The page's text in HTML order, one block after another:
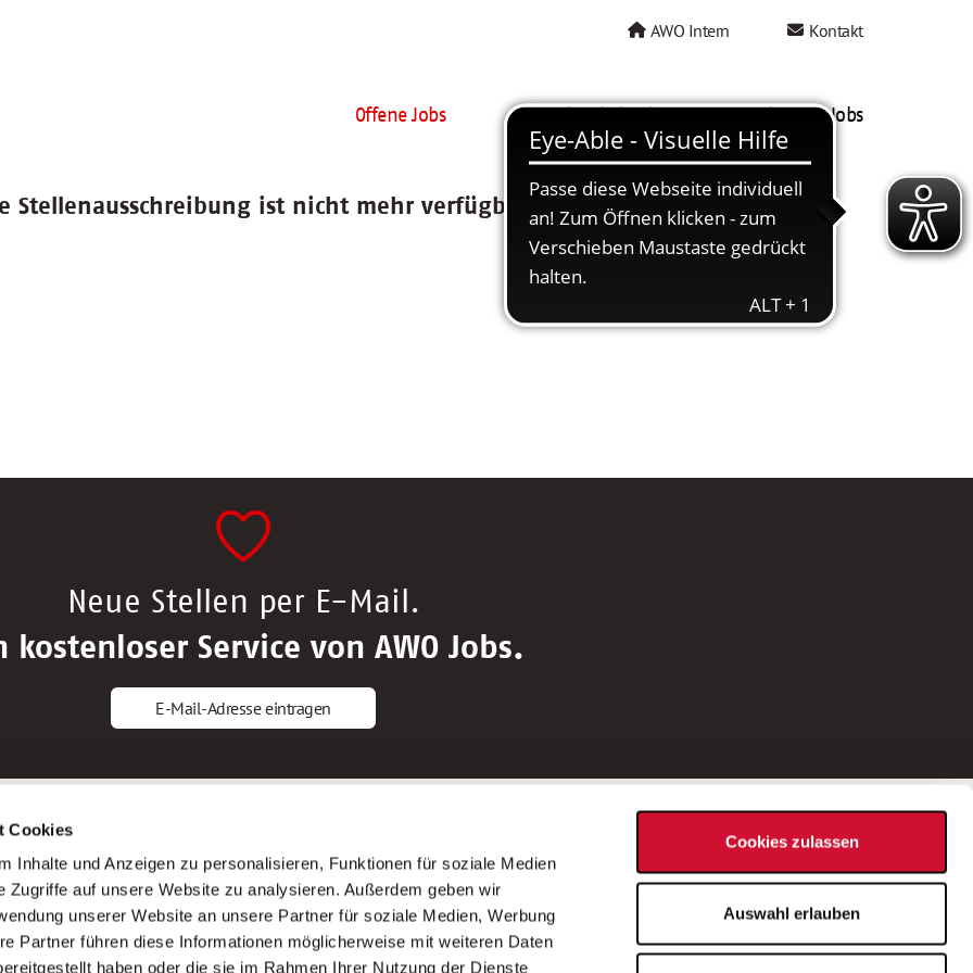
Cookies
Inhalte und Anzeigen zu personalisieren, Funktionen für soziale Medien
Zugriffe auf unsere Website zu analysieren. Außerdem geben wir
unserer Website an unsere Partner für soziale Medien, Werbung
Partner führen diese Informationen möglicherweise mit weiteren Daten
haben oder die sie im Rahmen Ihrer Nutzung der Dienste
Cookies zulassen
Auswahl erlauben
AWO Intern Kontakt
Offene Jobs AWO als Arbeitgeber Mein AWO Jobs
Stellenausschreibung ist nicht mehr verfügbar.
Neue Stellen per E-Mail.
kostenloser Service von AWO Jobs.
E-Mail-Adresse eintragen
Altenpfleger*in
Krankenpfleger*in
Altenpflegehelfer*in
Erzieher*in
AWO Gliederungen nach Bundesland
Stellenangebote nach Bundesländern
Sitemap
Impressum
Datenschutz
Bei Fragen zu einer Stellenausschreibung
wenden Sie sich bitte an die*den in der
Stellenausschreibung genannte*n